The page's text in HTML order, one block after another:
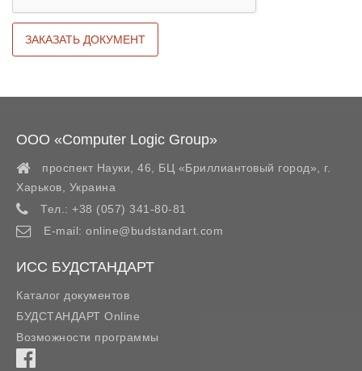
ООО «Computer Logic Group»
проспект Науки, 46, БЦ «Бриллиантовый город»,
г.
Харьков
Украина
Тел.: +38 (057) 341-80-81
E-mail: online@budstandart.com
ИСС БУДСТАНДАРТ
Каталог документов
БУДСТАНДАРТ Online
Возможности программы